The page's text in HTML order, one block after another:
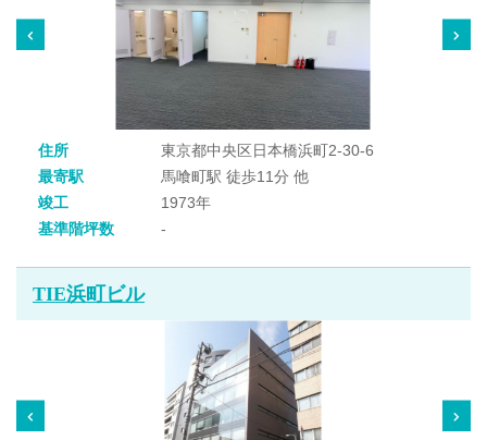
住所
東京都中央区日本橋浜町2-30-6
最寄駅
馬喰町駅 徒歩11分 他
竣工
1973年
基準階坪数
-
TIE浜町ビル